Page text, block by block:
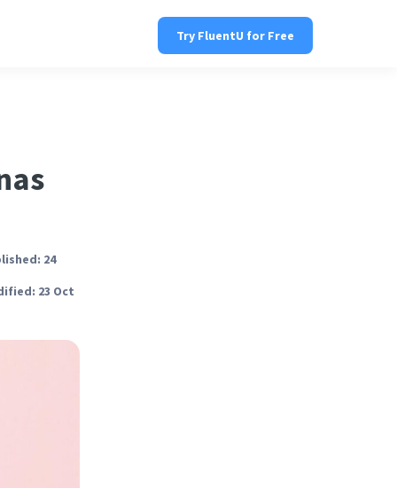
Try FluentU for Free
24
23 Oct